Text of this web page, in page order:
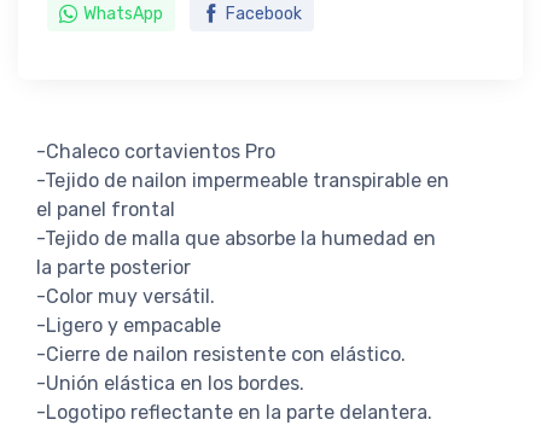
WhatsApp Facebook
-Chaleco cortavientos Pro
-Tejido de nailon impermeable transpirable en
el panel frontal
-Tejido de malla que absorbe la humedad en
la parte posterior
-Color muy versátil.
-Ligero y empacable
-Cierre de nailon resistente con elástico.
-Unión elástica en los bordes.
-Logotipo reflectante en la parte delantera.